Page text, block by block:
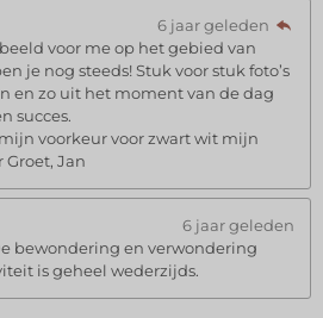
6 jaar geleden
voor me op het gebied van
je nog steeds! Stuk voor stuk foto’s
en zo uit het moment van de dag
succes.
voorkeur voor zwart wit mijn
Jan
6 jaar geleden
bewondering en verwondering
is geheel wederzijds.